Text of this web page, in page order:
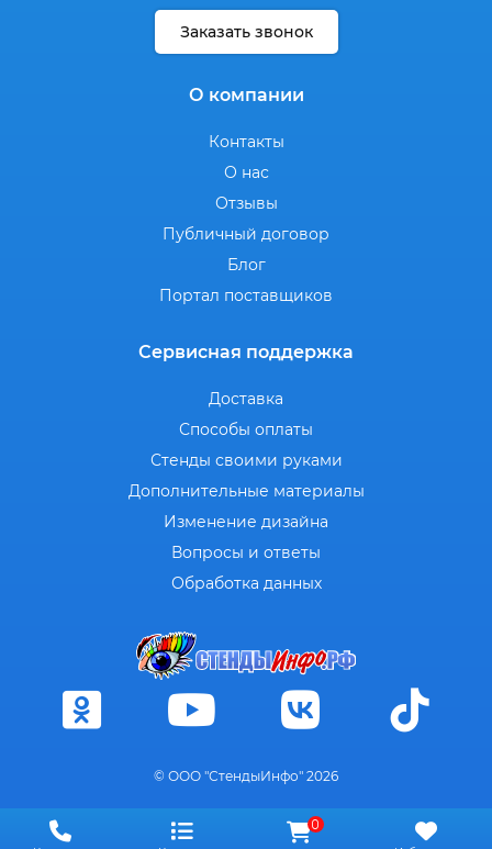
0
Заказать звонок
О компании
Контакты
О нас
Отзывы
Публичный договор
Блог
Портал поставщиков
Сервисная поддержка
Доставка
Способы оплаты
Стенды своими руками
Дополнительные материалы
Изменение дизайна
Вопросы и ответы
Обработка данных
© ООО "СтендыИнфо" 2026